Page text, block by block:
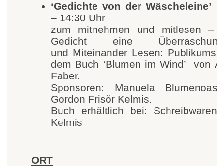
‘Gedichte von der Wäscheleine’
– 14:30 Uhr
zum mitnehmen und mitlesen
Gedicht eine
und Miteinander Lesen:
dem Buch ‘Blumen im Wind’ von
Faber.
Sponsoren: Manuela
Gordon Frisör Kelmis.
Buch erhältlich bei:
Kelmis
ORT